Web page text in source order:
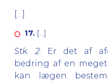
[…]
17. […]
Stk. 2. Er det af
bedring af en
kan lægen